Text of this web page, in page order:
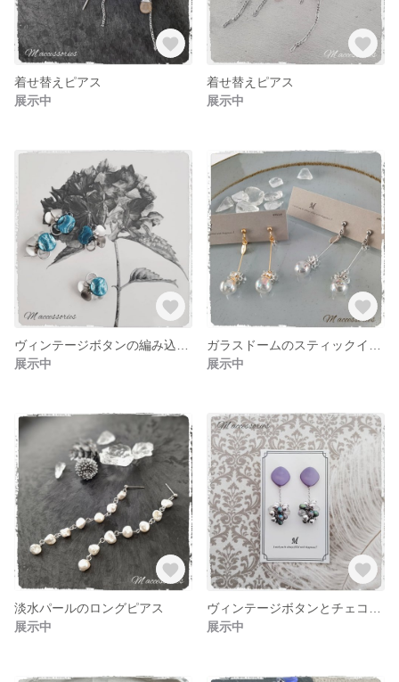
着せ替えピアス
展示中
着せ替えピアス
展示中
展示中
展示中
淡水パールのロングピアス
展示中
展示中